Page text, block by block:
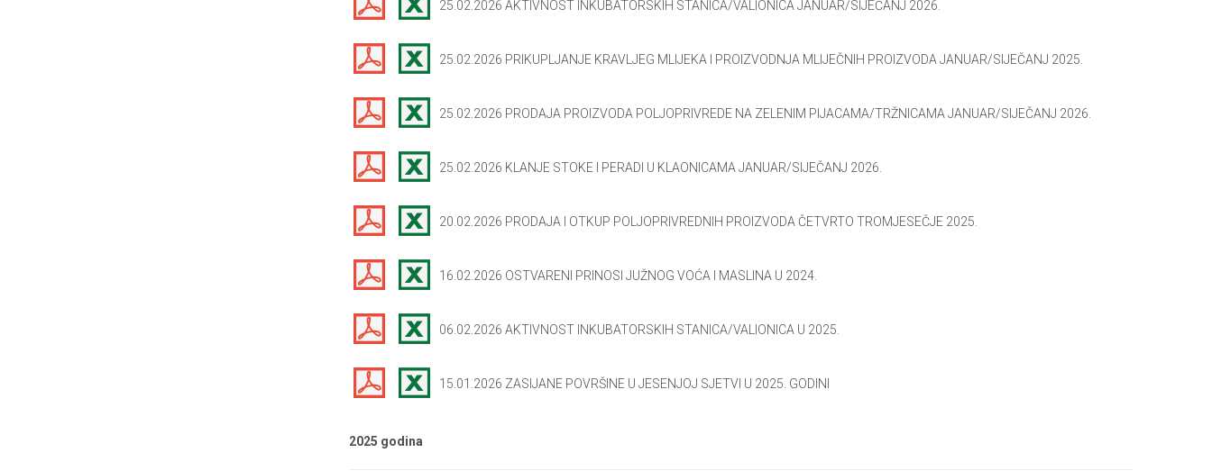
25.02.2026 AKTIVNOST INKUBATORSKIH STANICA/VALIONICA JANUAR/SIJEČANJ 2026.
25.02.2026 PRIKUPLJANJE KRAVLJEG MLIJEKA I PROIZVODNJA MLIJEČNIH PROIZVODA JANUAR/SIJEČANJ 2025.
25.02.2026 PRODAJA PROIZVODA POLJOPRIVREDE NA ZELENIM PIJACAMA/TRŽNICAMA JANUAR/SIJEČANJ 2026.
25.02.2026 KLANJE STOKE I PERADI U KLAONICAMA JANUAR/SIJEČANJ 2026.
20.02.2026 PRODAJA I OTKUP POLJOPRIVREDNIH PROIZVODA ČETVRTO TROMJESEČJE 2025.
16.02.2026 OSTVARENI PRINOSI JUŽNOG VOĆA I MASLINA U 2024.
06.02.2026 AKTIVNOST INKUBATORSKIH STANICA/VALIONICA U 2025.
15.01.2026 ZASIJANE POVRŠINE U JESENJOJ SJETVI U 2025. GODINI
2025 godina